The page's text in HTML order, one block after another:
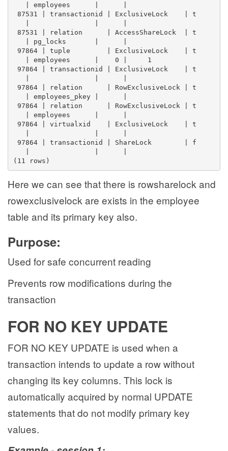
| employees      |      |
87531 | transactionid | ExclusiveLock    | t
87531 | relation      | AccessShareLock  | t
| pg_locks       |      |
97864 | tuple         | ExclusiveLock    | t
| employees      |    0 |     1
97864 | transactionid | ExclusiveLock    | t
97864 | relation      | RowExclusiveLock | t
| employees_pkey |      |
97864 | relation      | RowExclusiveLock | t
| employees      |      |
97864 | virtualxid    | ExclusiveLock    | t
97864 | transactionid | ShareLock        | f
(11 rows)
Here we can see that there is rowsharelock and
rowexclusivelock are exists in the employee
table and its primary key also.
Purpose:
Used for safe concurrent reading
Prevents row modifications during the
transaction
FOR NO KEY UPDATE
FOR NO KEY UPDATE is used when a
transaction intends to update a row without
changing its key columns. This lock is
automatically acquired by normal UPDATE
statements that do not modify primary key
values.